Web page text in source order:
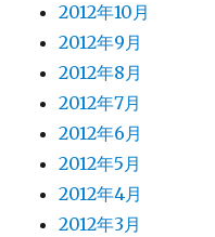
2012年10月
2012年9月
2012年8月
2012年7月
2012年6月
2012年5月
2012年4月
2012年3月